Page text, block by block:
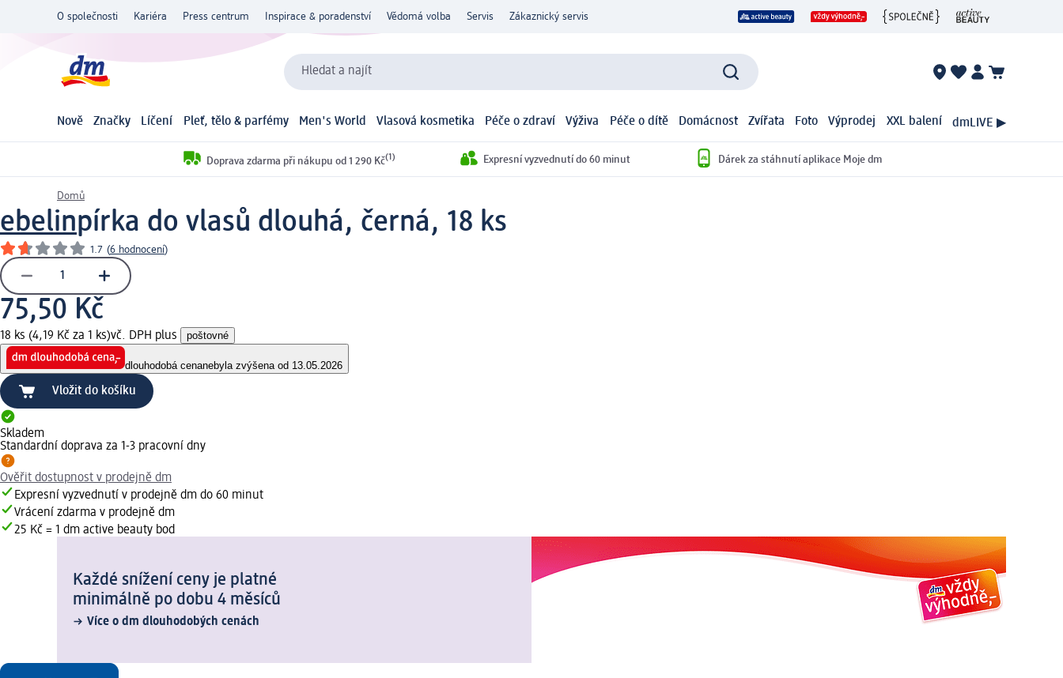
O společnosti Kariéra Press centrum Inspirace & poradenství Vědomá volba Servis Zákaznický servis
Hledat a najít
Nově Značky Líčení Pleť, tělo & parfémy Men's World Vlasová kosmetika Péče o zdraví Výživa Péče o dítě Domácnost Zvířata Foto Výprodej XXL balení dmLIVE ▶
Doprava zdarma při nákupu od 1 290 Kč(1) Expresní vyzvednutí do 60 minut Dárek za stáhnutí aplikace Moje dm
Domů
ebelinpírka do vlasů dlouhá, černá, 18 ks
1.7 (6 hodnocení)
75,50 Kč
18 ks (4,19 Kč za 1 ks)vč. DPH plus poštovné
dlouhodobá cenanebyla zvýšena od 13.05.2026
Vložit do košíku
Skladem
Standardní doprava za 1-3 pracovní dny
Ověřit dostupnost v prodejně dm
Expresní vyzvednutí v prodejně dm do 60 minut
Vrácení zdarma v prodejně dm
25 Kč = 1 dm active beauty bod
Každé snížení ceny je platné
minimálně po dobu 4 měsíců
Více o dm dlouhodobých cenách